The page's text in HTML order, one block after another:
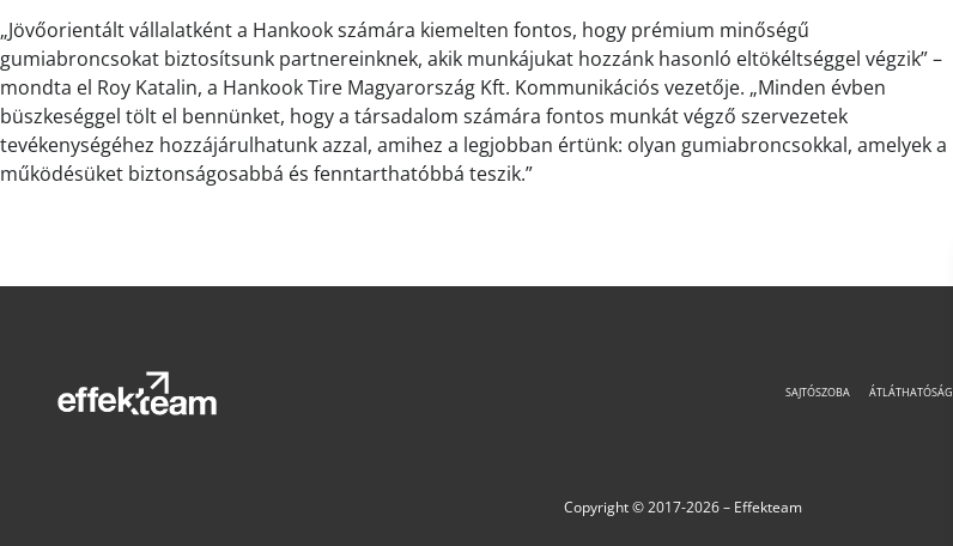
„Jövőorientált vállalatként a Hankook számára kiemelten fontos, hogy prémium minőségű
gumiabroncsokat biztosítsunk partnereinknek, akik munkájukat hozzánk hasonló eltökéltséggel végzik” –
mondta el Roy Katalin, a Hankook Tire Magyarország Kft. Kommunikációs vezetője. „Minden évben
büszkeséggel tölt el bennünket, hogy a társadalom számára fontos munkát végző szervezetek
tevékenységéhez hozzájárulhatunk azzal, amihez a legjobban értünk: olyan gumiabroncsokkal, amelyek a
működésüket biztonságosabbá és fenntarthatóbbá teszik.”
SAJTÓSZOBA ÁTLÁTHATÓSÁG
Copyright © 2017-2026 – Effekteam